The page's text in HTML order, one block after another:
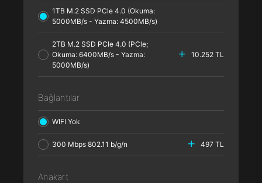
1TB M.2 SSD PCle 4.0 (Okuma:
5000MB/s - Yazma: 4500MB/s)
2TB M.2 SSD PCle 4.0 (PCle;
Okuma: 6400MB/s - Yazma:
5000MB/s)
10.252 TL
Bağlantılar
WIFI Yok
300 Mbps 802.11 b/g/n 497 TL
Anakart